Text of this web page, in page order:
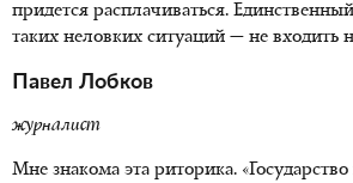
придется расплачиваться.
таких неловких ситуаций — не входить
Павел Лобков
журналист
Мне знакома эта риторика.